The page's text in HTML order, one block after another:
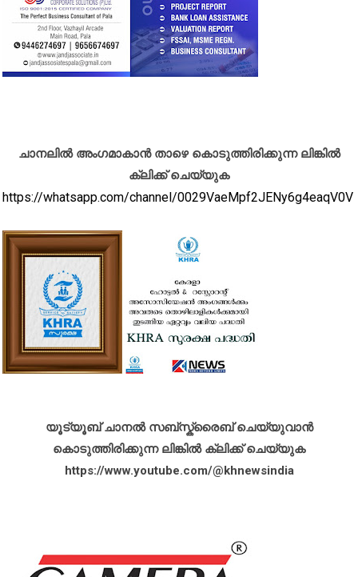
ചാനലിൽ അംഗമാകാൻ താഴെ കൊടുത്തിരിക്കുന്ന ലിങ്കിൽ
ക്ലിക്ക് ചെയ്യുക
https://whatsapp.com/channel/0029VaeMpf2JENy6g4eaqV0V
യൂട്യൂബ് ചാനൽ സബ്സ്ക്രൈബ് ചെയ്യുവാൻ
കൊടുത്തിരിക്കുന്ന ലിങ്കിൽ ക്ലിക്ക് ചെയ്യുക
https://www.youtube.com/@khnewsindia